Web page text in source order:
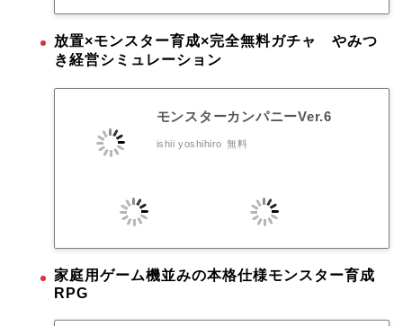
放置×モンスター育成×完全無料ガチャ やみつ
き経営シミュレーション
モンスターカンパニーVer.6
ishii yoshihiro 無料
家庭用ゲーム機並みの本格仕様モンスター育成
RPG